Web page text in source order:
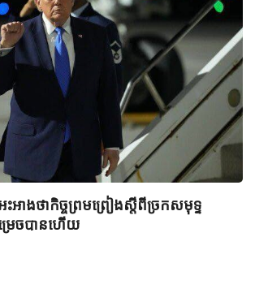
រូបចូលរួមប្រឡងទន្ទេញគម្ពីរអាល់គូរអានចាំ
ក លើកទី៤៦ នៅទីក្រុងម៉ាក់កះ ប្រទេស